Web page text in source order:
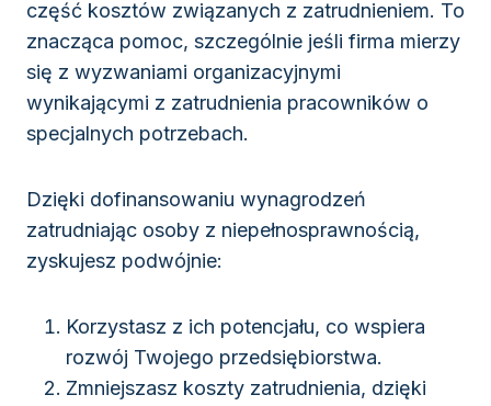
część kosztów związanych z zatrudnieniem. To
znacząca pomoc, szczególnie jeśli firma mierzy
się z wyzwaniami organizacyjnymi
wynikającymi z zatrudnienia pracowników o
specjalnych potrzebach.
Dzięki dofinansowaniu wynagrodzeń
zatrudniając osoby z niepełnosprawnością,
zyskujesz podwójnie:
Korzystasz z ich potencjału, co wspiera
rozwój Twojego przedsiębiorstwa.
Zmniejszasz koszty zatrudnienia, dzięki